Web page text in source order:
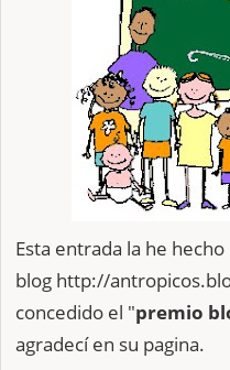
Esta entrada la he
blog http://
concedido el "premio
agradecí en su pagina.